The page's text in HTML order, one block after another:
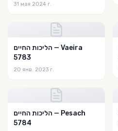
31 мая 2024 г.
הליכות החיים — Vaeira
5783
20 янв. 2023 г.
הליכות החיים — Pesach
5784